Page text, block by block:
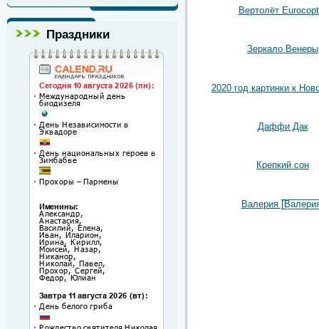
Праздники
Вертолёт
Зеркало Венеры
2020 год картинки к
Даффи Дак
Крепкий сон
Валерия